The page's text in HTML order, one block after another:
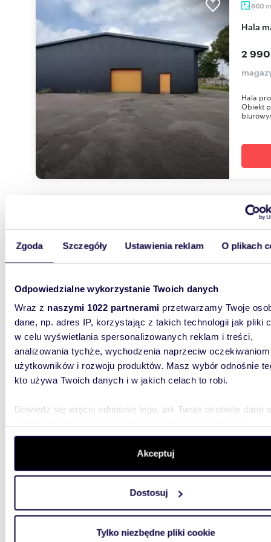
Zgoda Szczegóły Ustawienia reklam O plikach
Odpowiedzialne wykorzystanie Twoich danych
Wraz z naszymi 1022 partnerami przetwarzamy Twoje
dane, np. adres IP, korzystając z takich technologii jak pliki
w celu wyświetlania spersonalizowanych reklam i treści,
analizowania tychże, wychodzenia naprzeciw oczekiwaniom
użytkowników i rozwoju produktów. Masz wybór odnośnie
kto używa Twoich danych i w jakich celach to robi.
Dowiedz się więcej odnośnie tego, jak Twoje osobiste dane
szczegółów. W Deklaracji plików cookie możesz zmienić
wycofać swoją zgodę w dowolnej chwili.
aby oferować funkcje społecznościowe i analizować ruch w
witrynie. Informacje o tym, jak korzystasz z naszej witryny,
analitycznym. Partnerzy mogą połączyć te informacje z
Akceptuj
Dostosuj
Tylko niezbędne pliki cookie
860 m
Hala
2
Hala
Obiekt
2879
Magazyn na sprzedaż - 2879 m² w Świętej
firm,
1